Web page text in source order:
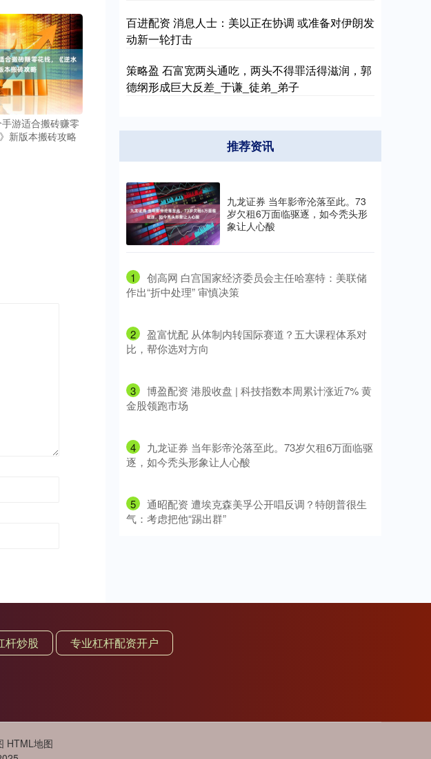
游适合搬砖赚零
新版本搬砖攻略
百进配资 消息人士：美以正在协调 或准备对伊朗发
动新一轮打击
策略盈 石富宽两头通吃，两头不得罪活得滋润，郭
德纲形成巨大反差_于谦_徒弟_弟子
推荐资讯
九龙证券 当年影帝沦落至此。73
岁欠租6万面临驱逐，如今秃头形
象让人心酸
1
​创高网 白宫国家经济委员会主任哈塞特：美联储
作出“折中处理” 审慎决策
2
​盈富忧配 从体制内转国际赛道？五大课程体系对
比，帮你选对方向
3
​博盈配资 港股收盘 | 科技指数本周累计涨近7% 黄
金股领跑市场
4
​九龙证券 当年影帝沦落至此。73岁欠租6万面临驱
逐，如今秃头形象让人心酸
5
​通昭配资 遭埃克森美孚公开唱反调？特朗普很生
气：考虑把他“踢出群”
杆炒股 专业杠杆配资开户
HTML地图